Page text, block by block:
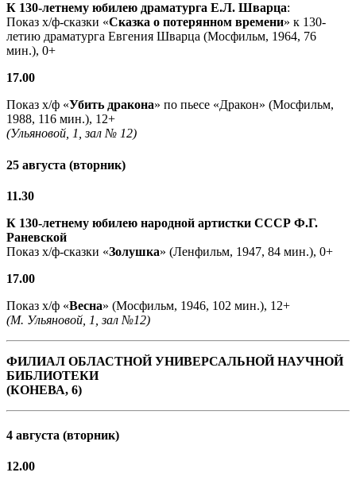
К 130-летнему юбилею драматурга Е.Л. Шварца:
Показ х/ф-сказки «Сказка о потерянном времени» к 130-
летию драматурга Евгения Шварца (Мосфильм, 1964, 76
мин.), 0+
17.00
Показ х/ф «Убить дракона» по пьесе «Дракон» (Мосфильм,
1988, 116 мин.), 12+
(Ульяновой, 1, зал № 12)
25 августа (вторник)
11.30
К 130-летнему юбилею народной артистки СССР Ф.Г.
Раневской
Показ х/ф-сказки «Золушка» (Ленфильм, 1947, 84 мин.), 0+
17.00
Показ х/ф «Весна» (Мосфильм, 1946, 102 мин.), 12+
(М. Ульяновой, 1, зал №12)
ФИЛИАЛ ОБЛАСТНОЙ УНИВЕРСАЛЬНОЙ НАУЧНОЙ
БИБЛИОТЕКИ
(КОНЕВА, 6)
4 августа (вторник)
12.00